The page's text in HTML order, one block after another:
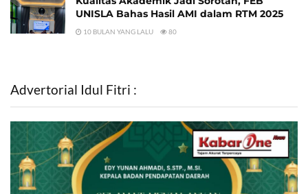
UNISLA Bahas Hasil AMI dalam RTM 2025
10 BULAN YANG LALU 80
Advertorial Idul Fitri :